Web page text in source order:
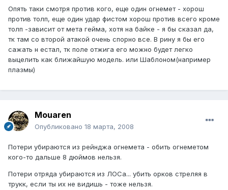
Опять таки смотря против кого, еще один огнемет - хорош
против толп, еще один удар фистом хорош против всего кроме
толп -зависит от мета гейма, хотя на байке - я бы сказал да,
тк там со второй атакой очень спорно все. В рину я бы его
сажать н естал, тк поле отжига его можно будет легко
выцелить как ближайшую модель. или Шаблоном(например
плазмы)
Mouaren
Опубликовано 18 марта, 2008
Потери убираются из рейнджа огнемета - обить огнеметом
кого-то дальше 8 дюймов нельзя.
Потери отряда убираются из ЛОСа... убить орков стреляя в
трукк, если ты их не видишь - тоже нельзя.